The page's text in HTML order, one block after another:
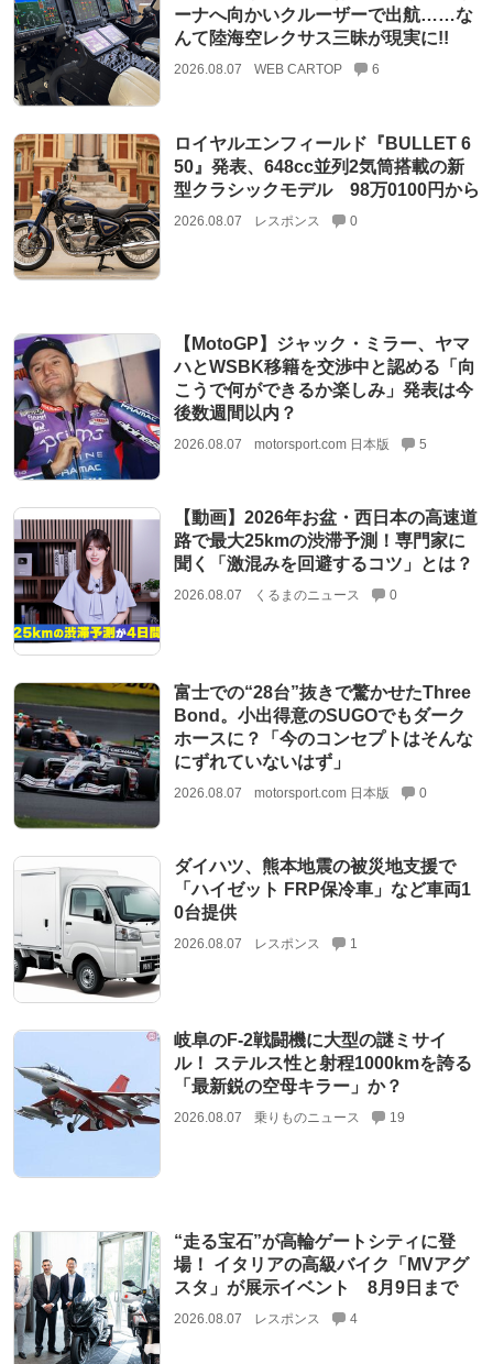
ーナへ向かいクルーザーで出航……な
んて陸海空レクサス三昧が現実に!!
2026.08.07 WEB CARTOP 6
ロイヤルエンフィールド『BULLET 6
50』発表、648cc並列2気筒搭載の新
型クラシックモデル 98万0100円から
2026.08.07 レスポンス 0
【MotoGP】ジャック・ミラー、ヤマ
ハとWSBK移籍を交渉中と認める「向
こうで何ができるか楽しみ」発表は今
後数週間以内？
2026.08.07 motorsport.com 日本版 5
【動画】2026年お盆・西日本の高速道
路で最大25kmの渋滞予測！専門家に
聞く「激混みを回避するコツ」とは？
2026.08.07 くるまのニュース 0
富士での“28台”抜きで驚かせたThree
Bond。小出得意のSUGOでもダーク
ホースに？「今のコンセプトはそんな
にずれていないはず」
2026.08.07 motorsport.com 日本版 0
ダイハツ、熊本地震の被災地支援で
「ハイゼット FRP保冷車」など車両1
0台提供
2026.08.07 レスポンス 1
岐阜のF-2戦闘機に大型の謎ミサイ
ル！ ステルス性と射程1000kmを誇る
「最新鋭の空母キラー」か？
2026.08.07 乗りものニュース 19
“走る宝石”が高輪ゲートシティに登
場！ イタリアの高級バイク「MVアグ
スタ」が展示イベント 8月9日まで
2026.08.07 レスポンス 4